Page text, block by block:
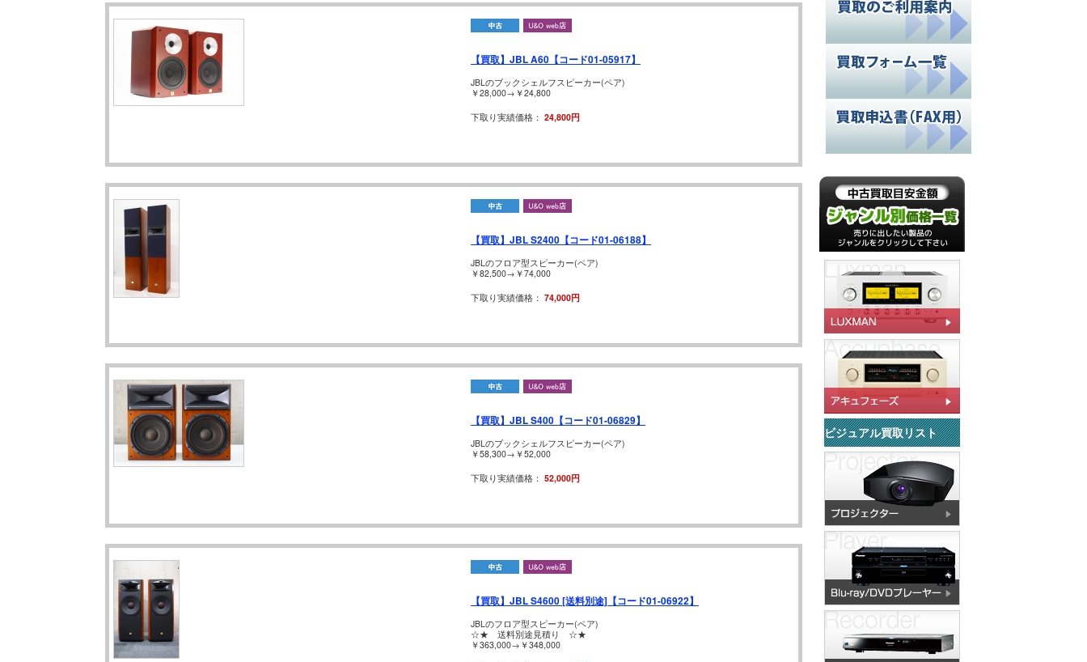
【買取】JBL A60【コード01-05917】
JBLのブックシェルフスピーカー(ペア)
￥28,000→￥24,800
下取り実績価格： 24,800円
【買取】JBL S2400【コード01-06188】
JBLのフロア型スピーカー(ペア)
￥82,500→￥74,000
下取り実績価格： 74,000円
【買取】JBL S400【コード01-06829】
JBLのブックシェルフスピーカー(ペア)
￥58,300→￥52,000
下取り実績価格： 52,000円
【買取】JBL S4600 [送料別途]【コード01-06922】
JBLのフロア型スピーカー(ペア)
☆★ 送料別途見積り ☆★
￥363,000→￥348,000
ビジュアル買取リスト